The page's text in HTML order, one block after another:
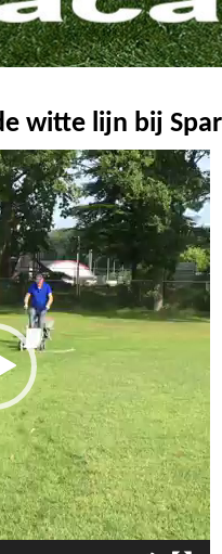
witte lijn bij